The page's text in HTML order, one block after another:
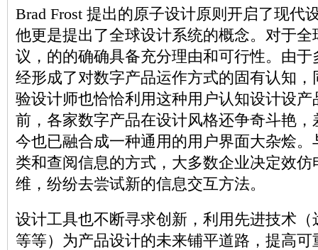
Brad Frost 提出的原子设计原则开启了现代
他更是提出了全球设计系统的概念。对于
议，的的确确具备充分理由和可行性。由
经形成了对数字产品运作方式的固有认知
验设计师也恰恰利用这种用户认知设计设产
前，各家数字产品在设计风格还争奇斗艳
今也已融合成一种通用的用户界面大杂烩
类和查阅信息的方式，大多数企业决定效
维，纷纷去尝试新的信息交互方法。
设计工具也不断寻求创新，利用先进技术
等等）为产品设计的未来铺平道路，提高